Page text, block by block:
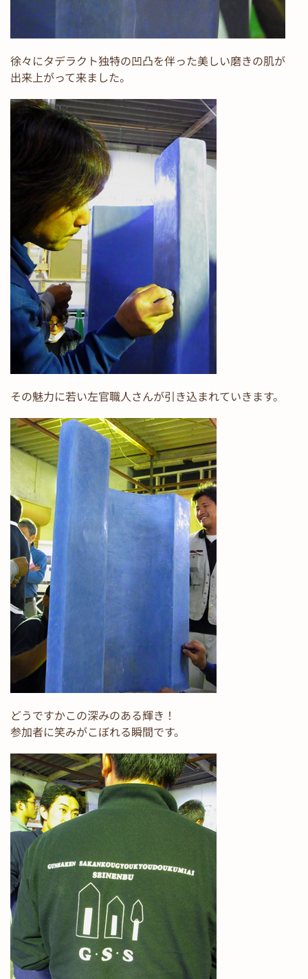
徐々にタデラクト独特の凹凸を伴った美しい磨きの肌が
出来上がって来ました。
その魅力に若い左官職人さんが引き込まれていきます。
どうですかこの深みのある輝き！
参加者に笑みがこぼれる瞬間です。